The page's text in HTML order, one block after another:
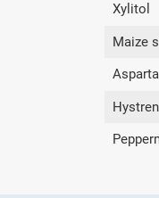
Xylitol
Maize